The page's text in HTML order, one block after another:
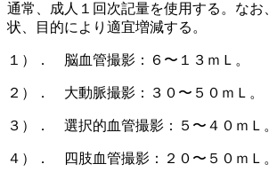
通常、成人１回次記量を使用する。なお
状、目的により適宜増減する。
１）． 脳血管撮影：６〜１３ｍＬ。
２）． 大動脈撮影：３０〜５０ｍＬ。
３）． 選択的血管撮影：５〜４０ｍＬ。
４）． 四肢血管撮影：２０〜５０ｍＬ。